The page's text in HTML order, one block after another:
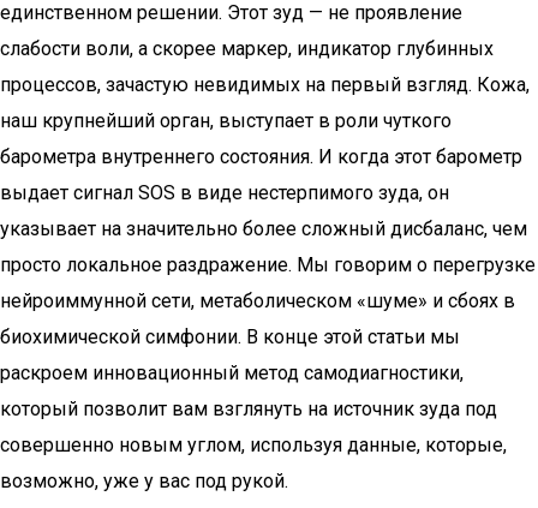
единственном решении. Этот зуд — не проявление
слабости воли, а скорее маркер, индикатор глубинных
процессов, зачастую невидимых на первый взгляд. Кожа,
наш крупнейший орган, выступает в роли чуткого
барометра внутреннего состояния. И когда этот барометр
выдает сигнал SOS в виде нестерпимого зуда, он
указывает на значительно более сложный дисбаланс, чем
просто локальное раздражение. Мы говорим о перегрузке
нейроиммунной сети, метаболическом «шуме» и сбоях в
биохимической симфонии. В конце этой статьи мы
раскроем инновационный метод самодиагностики,
который позволит вам взглянуть на источник зуда под
совершенно новым углом, используя данные, которые,
возможно, уже у вас под рукой.